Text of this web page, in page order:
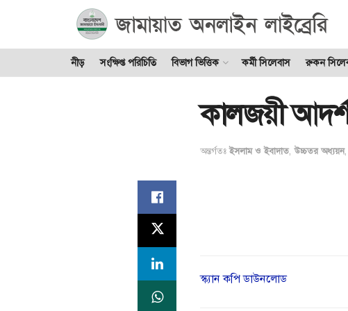
নীড় সংক্ষিপ্ত পরিচিতি বিভাগ ভিত্তিক কর্মী সিলেবাস রুকন
কালজয়ী
অন্তর্গতঃ ইসলাম ও ইবাদাত,উচ্চতর অধ্যয়ন
স্ক্যান কপি ডাউনলোড